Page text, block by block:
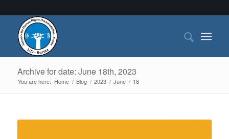
Archive for date: June 18th, 2023
You are here: Home / Blog / 2023 / June / 18